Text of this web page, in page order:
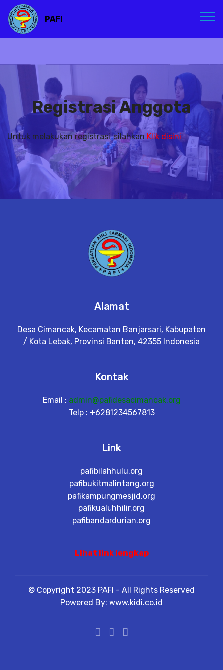
PAFI
Registrasi Anggota
Untuk melakukan registrasi, silahkan Klik disini
Alamat
Desa Cimancak, Kecamatan Banjarsari, Kabupaten
/ Kota Lebak, Provinsi Banten, 42355 Indonesia
Kontak
Email : admin@pafidesacimancak.org
Telp : +6281234567813
Link
pafibilahhulu.org
pafibukitmalintang.org
pafikampungmesjid.org
pafikualuhhilir.org
pafibandardurian.org
Lihat link lengkap
© Copyright 2023 PAFI - All Rights Reserved
Powered By: www.kidi.co.id